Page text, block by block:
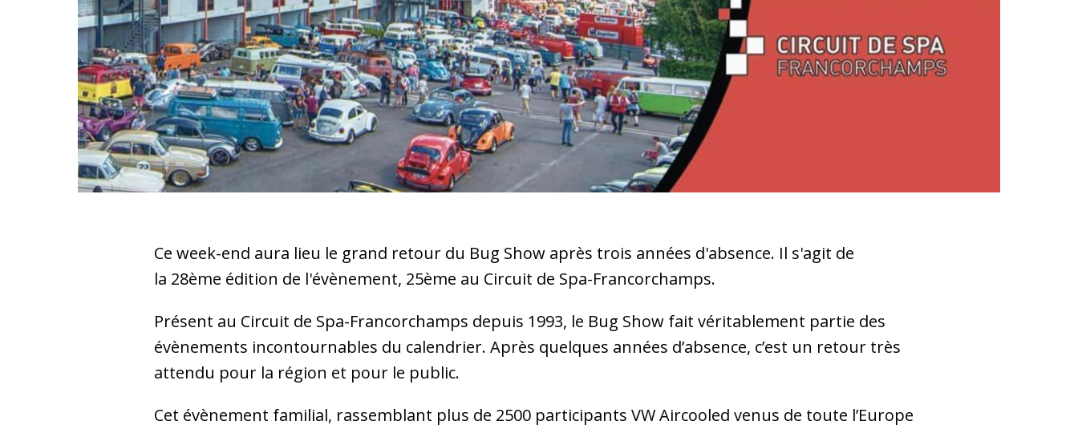
Ce week-end aura lieu le grand retour du Bug Show après trois années d'absence. Il s'agit de
la 28ème édition de l'évènement, 25ème au Circuit de Spa-Francorchamps.
Présent au Circuit de Spa-Francorchamps depuis 1993, le Bug Show fait véritablement partie des
évènements incontournables du calendrier. Après quelques années d’absence, c’est un retour très
attendu pour la région et pour le public.
Cet évènement familial, rassemblant plus de 2500 participants VW Aircooled venus de toute l’Europe